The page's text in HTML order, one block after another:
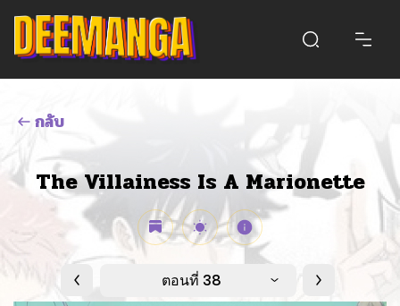
กลับ
The Villainess Is A Marionette
ตอนที่ 38